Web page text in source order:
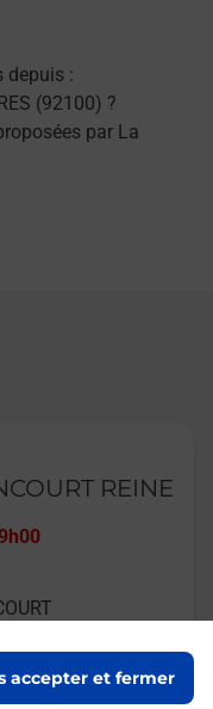
accepter et fermer
depuis :
(92100) ?
par La
REINE